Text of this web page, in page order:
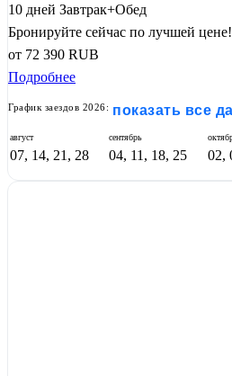
10 дней Завтрак+Обед
Бронируйте сейчас по лучшей цене!
от 72 390 RUB
Подробнее
График заездов 2026: показать все
август
07, 14, 21, 28
сентябрь
04, 11, 18, 25 02,